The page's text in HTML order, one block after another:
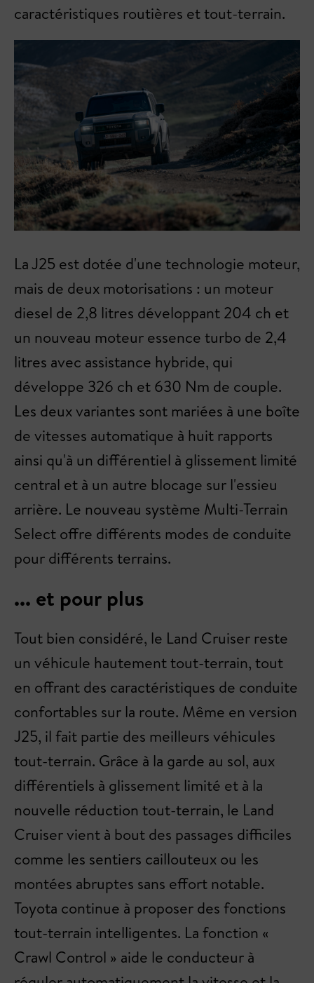
caractéristiques routières et tout-terrain.
La J25 est dotée d'une technologie moteur,
mais de deux motorisations : un moteur
diesel de 2,8 litres développant 204 ch et
un nouveau moteur essence turbo de 2,4
litres avec assistance hybride, qui
développe 326 ch et 630 Nm de couple.
Les deux variantes sont mariées à une boîte
de vitesses automatique à huit rapports
ainsi qu'à un différentiel à glissement limité
central et à un autre blocage sur l'essieu
arrière. Le nouveau système Multi-Terrain
Select offre différents modes de conduite
pour différents terrains.
... et pour plus
Tout bien considéré, le Land Cruiser reste
un véhicule hautement tout-terrain, tout
en offrant des caractéristiques de conduite
confortables sur la route. Même en version
J25, il fait partie des meilleurs véhicules
tout-terrain. Grâce à la garde au sol, aux
différentiels à glissement limité et à la
nouvelle réduction tout-terrain, le Land
Cruiser vient à bout des passages difficiles
comme les sentiers caillouteux ou les
montées abruptes sans effort notable.
Toyota continue à proposer des fonctions
tout-terrain intelligentes. La fonction «
Crawl Control » aide le conducteur à